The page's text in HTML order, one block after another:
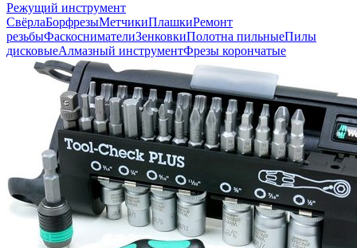
Режущий инструмент
СвёрлаБорфрезыМетчикиПлашкиРемонт
резьбыФаскоснимателиЗенковкиПолотна пильныеПилы
дисковыеАлмазный инструментФрезы корончатые